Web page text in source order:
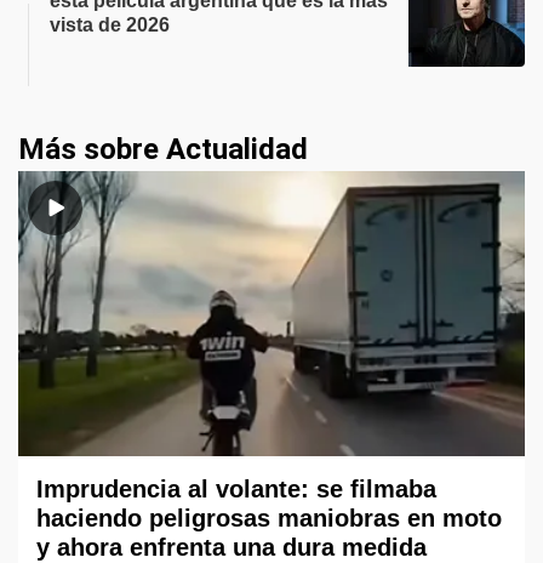
vista de 2026
Más sobre Actualidad
Imprudencia al volante: se filmaba
haciendo peligrosas maniobras en moto
y ahora enfrenta una dura medida